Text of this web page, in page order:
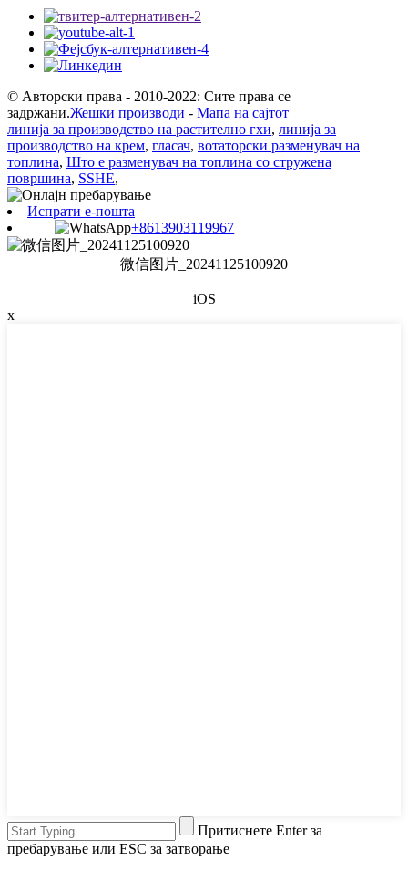
© Авторски права - 2010-2022: Сите права се
задржани.Жешки производи - Мапа на сајтот
линија за производство на растително гхи, линија за
производство на крем, гласач, вотаторски разменувач на
топлина, Што е разменувач на топлина со стружена
површина, SSHE,
Испрати е-пошта
+8613903119967
微信图片_20241125100920
iOS
x
Притиснете Enter за
пребарување или ESC за затворање